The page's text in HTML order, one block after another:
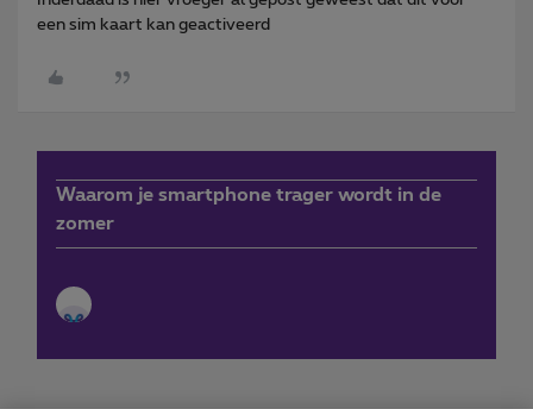
een sim kaart kan geactiveerd
Waarom je smartphone trager wordt in de
zomer